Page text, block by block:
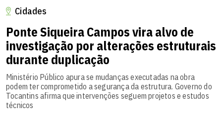
Cidades
Ponte Siqueira Campos vira alvo de
investigação por alterações estruturais
durante duplicação
Ministério Público apura se mudanças executadas na obra
podem ter comprometido a segurança da estrutura. Governo do
Tocantins afirma que intervenções seguem projetos e estudos
técnicos